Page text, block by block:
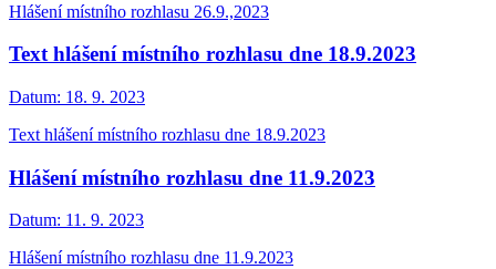
Hlášení místního rozhlasu 26.9.,2023
Text hlášení místního rozhlasu dne 18.9.2023
Datum: 18. 9. 2023
Text hlášení místního rozhlasu dne 18.9.2023
Hlášení místního rozhlasu dne 11.9.2023
Datum: 11. 9. 2023
Hlášení místního rozhlasu dne 11.9.2023